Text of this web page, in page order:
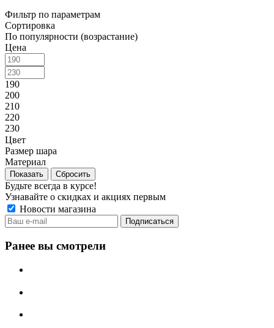
Фильтр по параметрам
Сортировка
По популярности (возрастание)
Цена
190
200
210
220
230
Цвет
Размер шара
Материал
Сбросить
Будьте всегда в курсе!
Узнавайте о скидках и акциях первым
Новости магазина
Ранее вы смотрели